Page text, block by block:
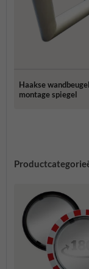
Haakse
montage spiegel